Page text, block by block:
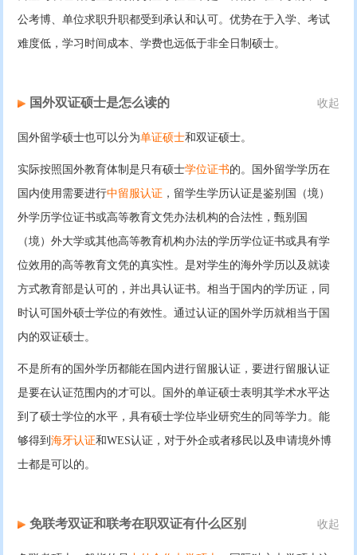
公考博、单位求职升职都受到承认和认可。优势在于入学、考试
难度低，学习时间成本、学费也远低于非全日制硕士。
国外双证硕士是怎么读的 收起
国外留学硕士也可以分为单证硕士和双证硕士。
实际按照国外教育体制是只有硕士学位证书的。国外留学学历在
国内使用需要进行中留服认证 ，留学生学历认证是鉴别国（境）
外学历学位证书或高等教育文凭办法机构的合法性，甄别国
（境）外大学或其他高等教育机构办法的学历学位证书或具有学
位效用的高等教育文凭的真实性。是对学生的海外学历以及就读
方式教育部是认可的，并出具认证书。相当于国内的学历证，同
时认可国外硕士学位的有效性。通过认证的国外学历就相当于国
内的双证硕士。
不是所有的国外学历都能在国内进行留服认证，要进行留服认证
是要在认证范围内的才可以。国外的单证硕士表明其学术水平达
到了硕士学位的水平，具有硕士学位毕业研究生的同等学力。能
够得到海牙认证和WES认证，对于外企或者移民以及申请境外博
士都是可以的。
免联考双证和联考在职双证有什么区别 收起